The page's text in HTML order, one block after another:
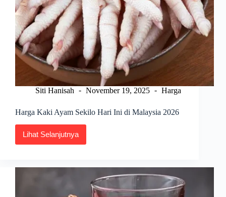
Siti Hanisah November 19, 2025 Harga
Harga Kaki Ayam Sekilo Hari Ini di Malaysia 2026
Lihat Selanjutnya
Harga
Kaki